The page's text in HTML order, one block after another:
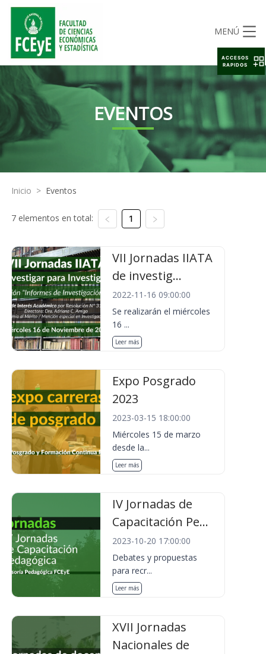
MENÚ
EVENTOS
Inicio > Eventos
7 elementos en total: 1
VII Jornadas IIATA
de investig...
2022-11-16 09:00:00
Se realizarán el miércoles
16 ...
Leer más
Expo Posgrado
2023
2023-03-15 18:00:00
Miércoles 15 de marzo
desde la...
Leer más
IV Jornadas de
Capacitación Pe...
2023-10-20 17:00:00
Debates y propuestas
para recr...
Leer más
XVII Jornadas
Nacionales de
ACCESOS
RAPIDOS